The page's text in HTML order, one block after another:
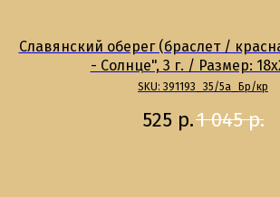
Славянский оберег (браслет /
- Солнце", 3 г. / Размер:
SKU: 391193_35/5а_Бр/кр
525 р.1 045 р.